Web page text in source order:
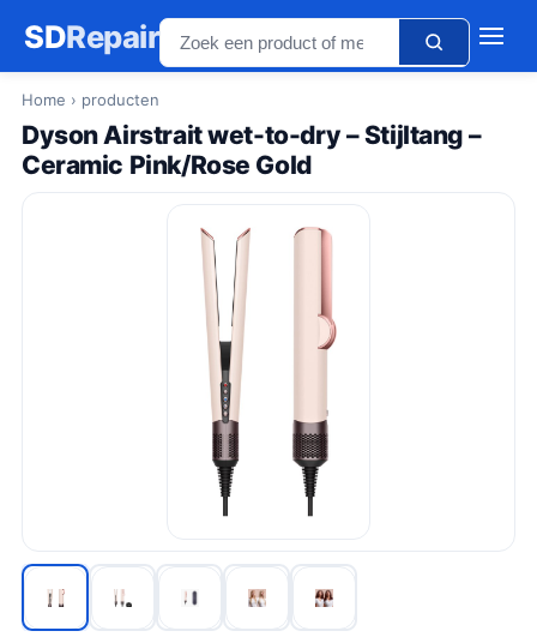
SDRepair
Home › producten
Dyson Airstrait wet-to-dry – Stijltang –
Ceramic Pink/Rose Gold